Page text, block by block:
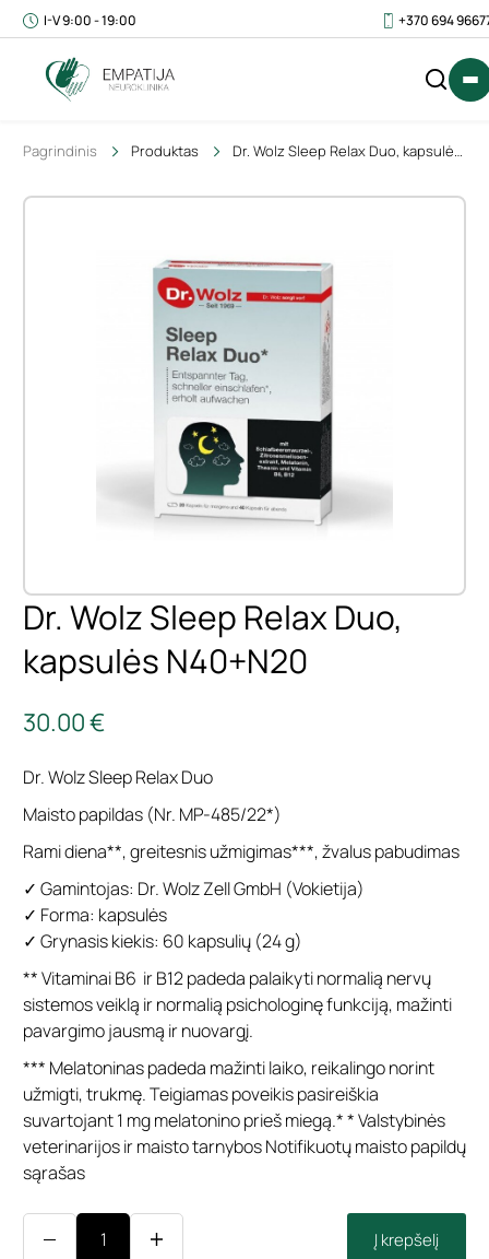
I-V 9:00 - 19:00 +370 694
Pagrindinis Produktas
Dr. Wolz Sleep Relax Duo, kapsulės
Dr. Wolz Sleep Relax Duo,
kapsulės N40+N20
30.00 €
Dr. Wolz Sleep Relax Duo
Maisto papildas (Nr. MP-485/22*)
Rami diena**, greitesnis užmigimas***, žvalus pabudimas
✓ Gamintojas: Dr. Wolz Zell GmbH (Vokietija)
✓ Forma: kapsulės
✓ Grynasis kiekis: 60 kapsulių (24 g)
** Vitaminai B6 ir B12 padeda palaikyti normalią nervų
sistemos veiklą ir normalią psichologinę funkciją, mažinti
pavargimo jausmą ir nuovargį.
*** Melatoninas padeda mažinti laiko, reikalingo norint
užmigti, trukmę. Teigiamas poveikis pasireiškia
suvartojant 1 mg melatonino prieš miegą.* * Valstybinės
veterinarijos ir maisto tarnybos Notifikuotų maisto papildų
sąrašas
Į krepšelį